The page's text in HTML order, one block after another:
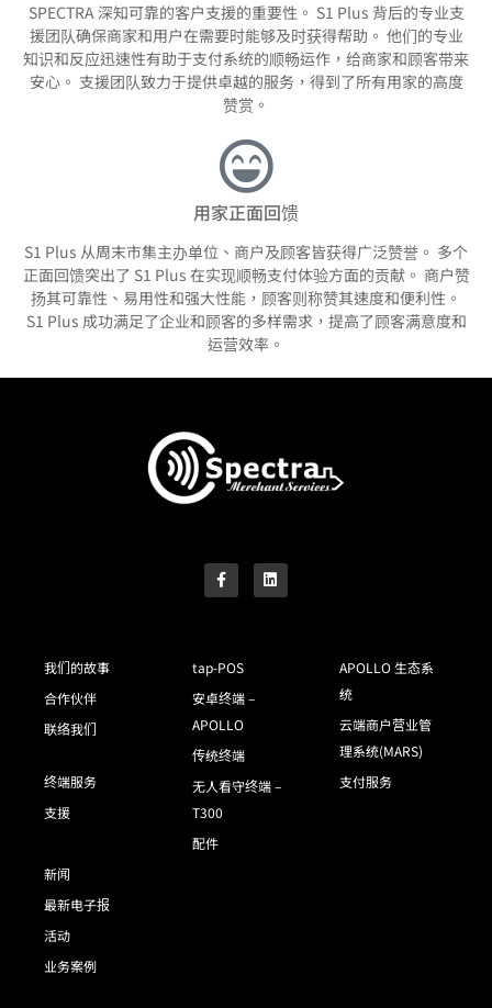
SPECTRA 深知可靠的客户支援的重要性。 S1 Plus 背后的专业支
援团队确保商家和用户在需要时能够及时获得帮助。 他们的专业
知识和反应迅速性有助于支付系统的顺畅运作，给商家和顾客带来
安心。 支援团队致力于提供卓越的服务，得到了所有用家的高度
赞赏。
用家正面回馈
S1 Plus 从周末市集主办单位、商户及顾客皆获得广泛赞誉。 多个
正面回馈突出了 S1 Plus 在实现顺畅支付体验方面的贡献。 商户赞
扬其可靠性、易用性和强大性能，顾客则称赞其速度和便利性。
S1 Plus 成功满足了企业和顾客的多样需求，提高了顾客满意度和
运营效率。
我们的故事
合作伙伴
联络我们
终端服务
支援
tap-POS
安卓终端 –
APOLLO
传统终端
无人看守终端 –
T300
配件
APOLLO 生态系
统
云端商户营业管
理系统(MARS)
支付服务
新闻
最新电子报
活动
业务案例